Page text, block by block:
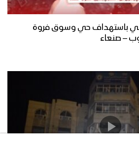
باستهداف حي وسوق فروة
– صنعاء